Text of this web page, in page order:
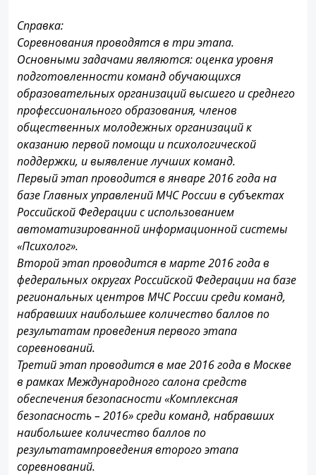
Справка:
Соревнования проводятся в три этапа.
Основными задачами являются: оценка уровня
подготовленности команд обучающихся
образовательных организаций высшего и среднего
профессионального образования, членов
общественных молодежных организаций к
оказанию первой помощи и психологической
поддержки, и выявление лучших команд.
Первый этап проводится в январе 2016 года на
базе Главных управлений МЧС России в субъектах
Российской Федерации с использованием
автоматизированной информационной системы
«Психолог».
Второй этап проводится в марте 2016 года в
федеральных округах Российской Федерации на базе
региональных центров МЧС России среди команд,
набравших наибольшее количество баллов по
результатам проведения первого этапа
соревнований.
Третий этап проводится в мае 2016 года в Москве
в рамках Международного салона средств
обеспечения безопасности «Комплексная
безопасность – 2016» среди команд, набравших
наибольшее количество баллов по
результатампроведения второго этапа
соревнований.